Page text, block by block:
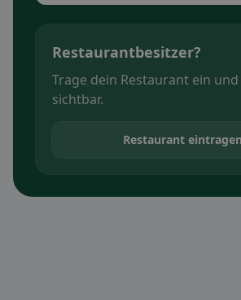
Restaurantbesitzer?
Trage dein Restaurant ein
sichtbar.
Restaurant eintragen